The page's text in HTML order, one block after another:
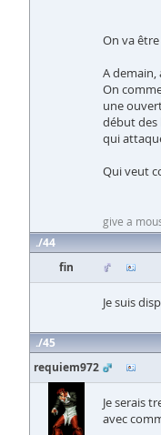
On va être
A demain,
On
une
début des
qui
Qui veut
give a
44
fin
Je suis
45
requiem972
Je serais
avec